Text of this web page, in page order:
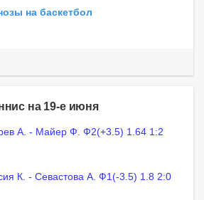
на баскетбол
на 19-е июня
А. - Майер Ф. Ф2(+3.5) 1.64 1:2
К. - Севастова А. Ф1(-3.5) 1.8 2:0